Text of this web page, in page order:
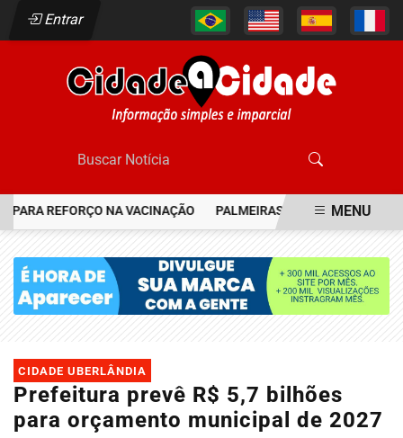
Entrar
REFORÇO NA VACINAÇÃO PALMEIRAS RESGATA JOIA DO
MENU
CIDADE UBERLÂNDIA
Prefeitura prevê R$ 5,7 bilhões
para orçamento municipal de 2027